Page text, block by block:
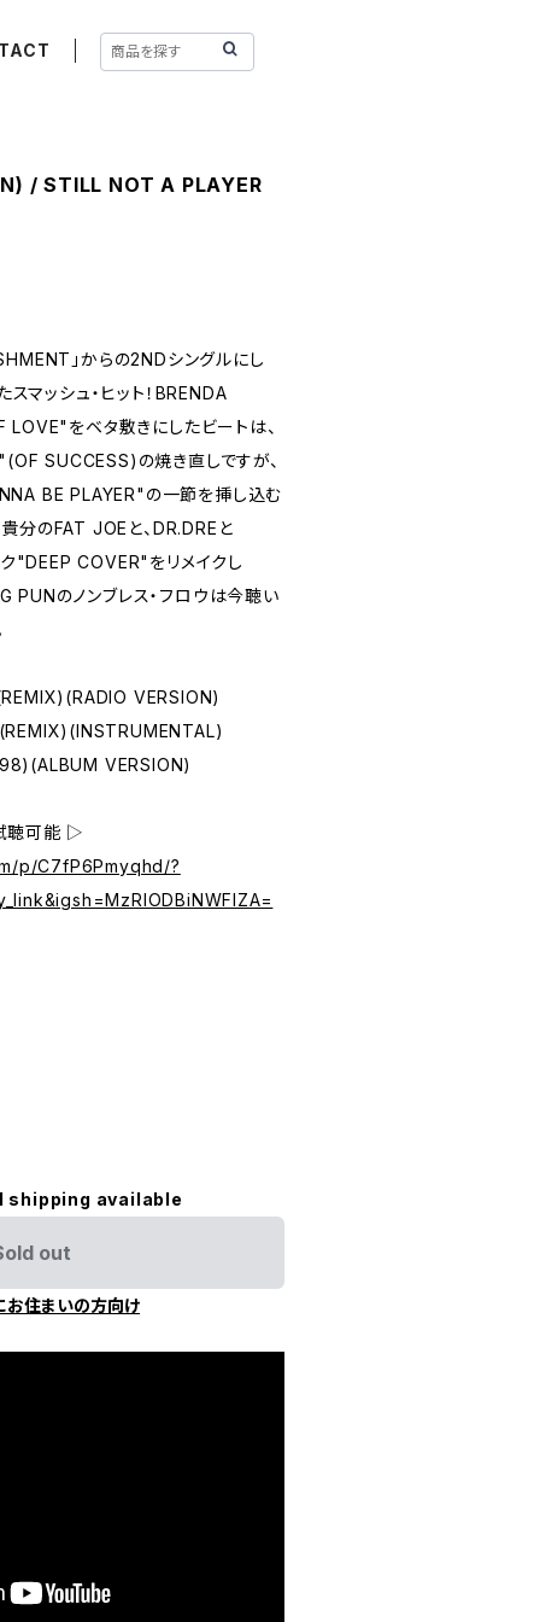
/ STILL NOT A PLAYER
」からの2NDシングルにし
マッシュ・ヒット！BRENDA
をベタ敷きにしたビートは、
SUCCESS)の焼き直しですが、
BE PLAYER"の一節を挿し込む
分のFAT JOEと、DR.DREと
"DEEP COVER"をリメイクし
PUNのノンブレス・フロウは今聴い
VERSION)
VERSION)
聴可能 ▷
p/C7fP6Pmyqhd/?
shipping available
out
お住まいの方向け